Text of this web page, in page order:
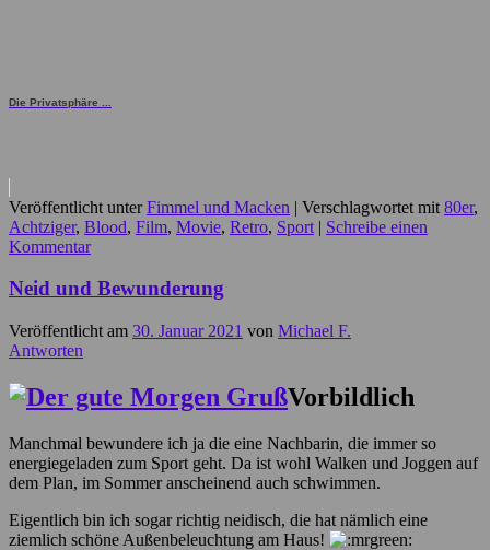
Die Privatsphäre ...
Veröffentlicht unter Fimmel und Macken | Verschlagwortet mit 80er,
Achtziger, Blood, Film, Movie, Retro, Sport | Schreibe einen
Kommentar
Neid und Bewunderung
Veröffentlicht am 30. Januar 2021 von Michael F.
Antworten
Vorbildlich
Manchmal bewundere ich ja die eine Nachbarin, die immer so
energiegeladen zum Sport geht. Da ist wohl Walken und Joggen auf
dem Plan, im Sommer anscheinend auch schwimmen.
Eigentlich bin ich sogar richtig neidisch, die hat nämlich eine
ziemlich schöne Außenbeleuchtung am Haus!